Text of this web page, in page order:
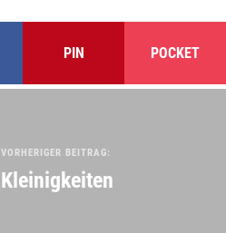
PIN POCKET
VORHERIGER BEITRAG:
Kleinigkeiten